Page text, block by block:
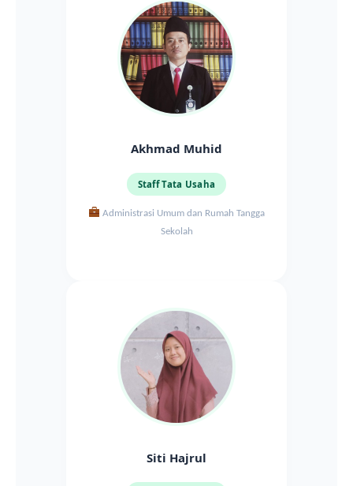
Akhmad Muhid
Staff Tata Usaha
Administrasi Umum dan Rumah Tangga
Sekolah
Siti Hajrul